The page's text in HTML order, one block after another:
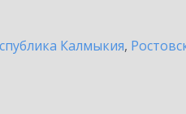
Калмыкия,